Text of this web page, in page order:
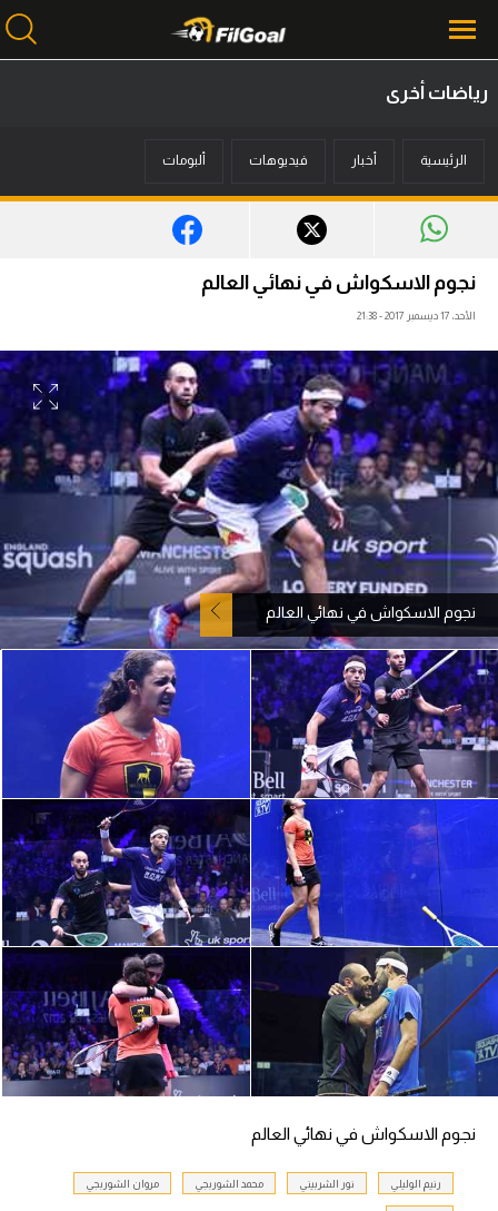
أخبار
ميركاتو
فانتازي في الجول
مسابقة التوقعات
فيديوهات
عدسات
آراء حرة
ركن الألعاب
بطولات
أمريكا 2026
الدوري المصري
الدوري الإنجليزي الممتاز
الدوري الإسباني
الدوري الإيطالي
الدوري الألماني
الدوري الفرنسي
الدوري السعودي للمحترفين
دوري أبطال أوروبا
دوري أبطال إفريقيا
كل البطولات
رياضات أخرى
الرئيسية أخبار فيديوهات ألبومات
نجوم الاسكواش في نهائي العالم
الأحد، 17 ديسمبر 2017 - 21:38
نجوم الاسكواش في نهائي العالم
نجوم الاسكواش في نهائي العالم
رنيم الوليلي نور الشربيني محمد الشوربجي مروان الشوربجي